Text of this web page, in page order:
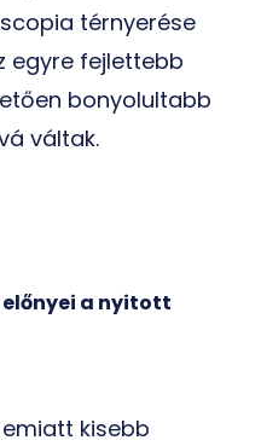
térnyerése
egyre fejlettebb
bonyolultabb
váltak.
a nyitott
kisebb